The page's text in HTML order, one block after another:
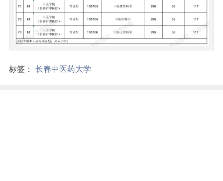
标签： 长春中医药大学